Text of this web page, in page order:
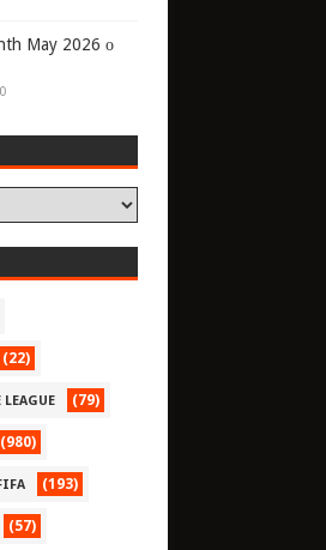
May 2026 ο
0
(22)
LEAGUE (79)
(980)
(193)
(57)